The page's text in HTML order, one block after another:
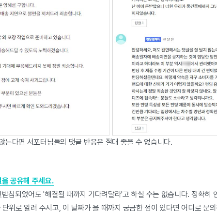
는다면 서포터님들의 댓글 반응은 절대 좋을 수 없습니다.
공유해 주세요.
침되었어도 '해결될 때까지 기다려달라'고 하실 수는 없습니다. 정확히
위로 알려 주시고, 이 날짜가 올 때까지 궁금한 점이 있다면 어디로 문